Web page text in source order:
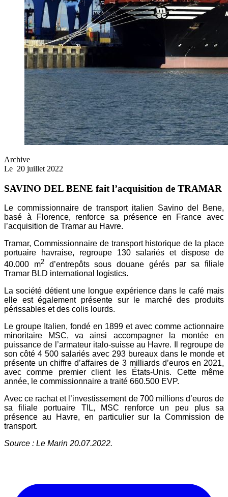
Archive
Le 20 juillet 2022
SAVINO DEL BENE fait l’acquisition de TRAMAR
Le commissionnaire de transport italien Savino del
Bene,
basé à Florence, renforce sa présence en France avec
l’acquisition de Tramar au Havre.
Tramar, Commissionnaire de transport historique de la place
portuaire havraise, regroupe 130 salariés et dispose de
40.000 m2d’entrepôts sous douane gérés par sa filiale
Tramar BLD international logistics.
La société détient une longue expérience dans le café mais
elle est également présente sur le marché des produits
périssables et des colis lourds.
Le groupe Italien, fondé en 1899 et avec comme actionnaire
minoritaire MSC, va ainsi accompagner la montée en
puissance de l’armateur italo-suisse au Havre. Il regroupe de
son côté 4 500 salariés avec 293 bureaux dans le monde et
présente un chiffre d’affaires de 3 milliards d’euros en 2021,
avec comme premier client
les États-Unis. Cette même
année, le commissionnaire a traité 660.500 EVP.
Avec ce rachat et l’investissement de 700 millions d’euros de
sa filiale portuaire TIL, MSC renforce un peu plus sa
présence au Havre, en particulier sur la Commission de
transport.
Source : Le Marin 20.07.2022.